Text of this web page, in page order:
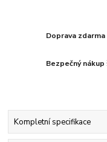
Doprava
Bezpečný
Kompletní specifikace